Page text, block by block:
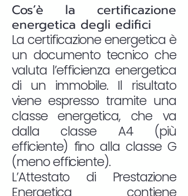
Cos’è la certificazione
energetica degli edifici
La certificazione energetica è
un documento tecnico che
valuta l’efficienza energetica
di un immobile. Il risultato
viene espresso tramite una
classe energetica, che va
dalla classe A4 (più
efficiente) fino alla classe G
(meno efficiente).
L’Attestato di Prestazione
Energetica contiene